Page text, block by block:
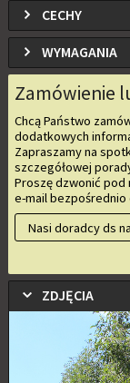
CECHY
WYMAGANIA
Zamówienie
Chcą Państwo
dodatkowych
Zapraszamy na
szczegółowej
Proszę dzwonić pod
e-mail
Nasi doradcy ds
ZDJĘCIA